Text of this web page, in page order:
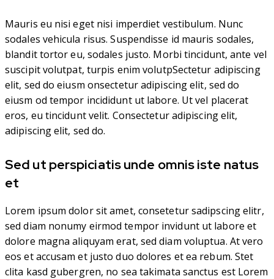
Mauris eu nisi eget nisi imperdiet vestibulum. Nunc
sodales vehicula risus. Suspendisse id mauris sodales,
blandit tortor eu, sodales justo. Morbi tincidunt, ante vel
suscipit volutpat, turpis enim volutpSectetur adipiscing
elit, sed do eiusm onsectetur adipiscing elit, sed do
eiusm od tempor incididunt ut labore. Ut vel placerat
eros, eu tincidunt velit. Consectetur adipiscing elit,
adipiscing elit, sed do.
Sed ut perspiciatis unde omnis iste natus
et
Lorem ipsum dolor sit amet, consetetur sadipscing elitr,
sed diam nonumy eirmod tempor invidunt ut labore et
dolore magna aliquyam erat, sed diam voluptua. At vero
eos et accusam et justo duo dolores et ea rebum. Stet
clita kasd gubergren, no sea takimata sanctus est Lorem